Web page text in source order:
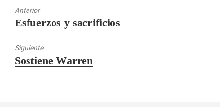
Anterior
Entrada
Esfuerzos y sacrificios
Siguiente
Entrada
Sostiene Warren